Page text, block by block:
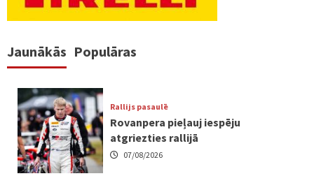
Jaunākās Populāras
Rallijs pasaulē
Rovanpera pieļauj iespēju
atgriezties rallijā
07/08/2026